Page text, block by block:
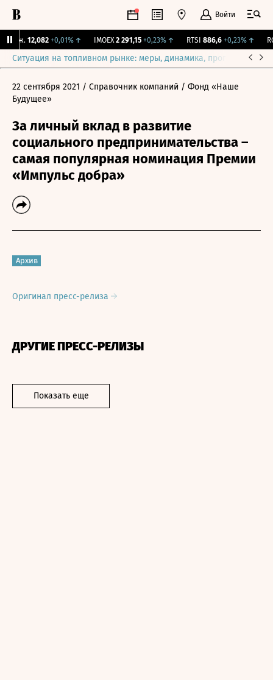
Войти
12,082 +0,01% ↑ IMOEX 2 291,15 +0,23%↑ RTSI 886,6 +0,23%↑
Ситуация на топливном рынке: меры, динамика, прогнозы
22 сентября 2021 / Справочник компаний / Фонд «Наше
Будущее»
За личный вклад в развитие
социального предпринимательства –
самая популярная номинация Премии
«Импульс добра»
Архив
Оригинал пресс-релиза
ДРУГИЕ ПРЕСС-РЕЛИЗЫ
Показать еще